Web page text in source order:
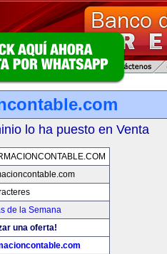
lo ha puesto en Venta
de la Semana
una oferta!